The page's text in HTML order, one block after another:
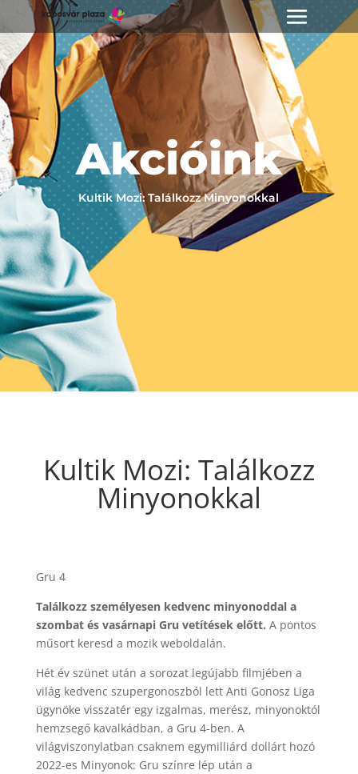
Akcióink
Kultik Mozi: Találkozz Minyonokkal
Kultik Mozi: Találkozz
Minyonokkal
Gru 4
Találkozz személyesen kedvenc minyonoddal a
szombat és vasárnapi Gru vetítések előtt. A pontos
műsort keresd a mozik weboldalán.
Hét év szünet után a sorozat legújabb filmjében a
világ kedvenc szupergonoszból lett Anti Gonosz Liga
ügynöke visszatér egy izgalmas, merész, minyonoktól
hemzsegő kavalkádban, a Gru 4-ben. A
világviszonylatban csaknem egymilliárd dollárt hozó
2022-es Minyonok: Gru színre lép után a